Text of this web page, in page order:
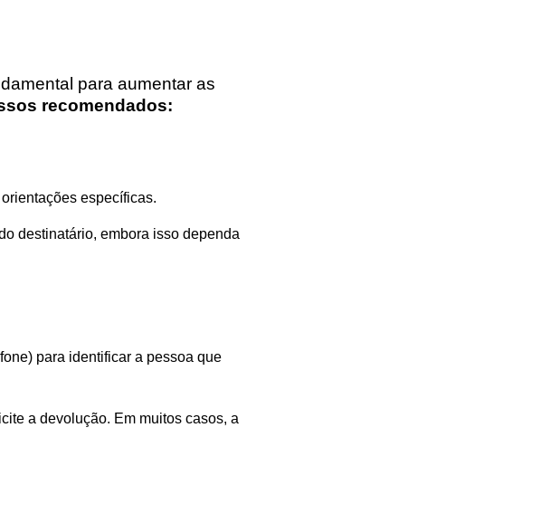
para aumentar as
recomendados:
específicas.
destinatário, embora isso dependa
para identificar a pessoa que
a devolução. Em muitos casos, a